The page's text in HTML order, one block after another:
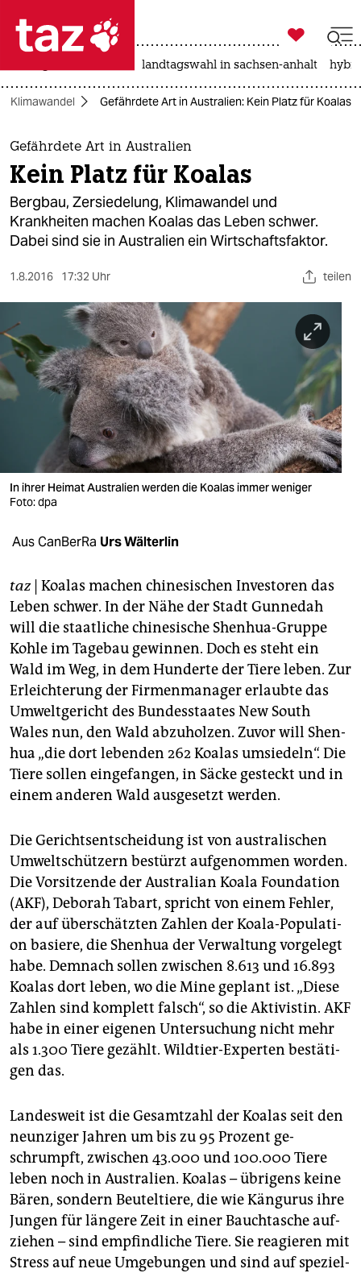
 taz zahl ich
taz zahl ich
themen
politik
öko
sport
berlin
nord
wahrheit
verlag
verlag
veranstaltungen
fragen & hilfe
unterstützen
abo
genossenschaft
epaper login

taz zahl ich
landtagswahl in sachsen-anhalt
Klimawandel Gefährdete Art in Australien: Kein Platz für Koalas
Gefährdete Art in Australien
Kein Platz für Koalas
Bergbau, Zersiedelung, Klimawandel und
Krankheiten machen Koalas das Leben schwer.
Dabei sind sie in Australien ein Wirtschaftsfaktor.
1.8.2016 17:32 Uhr teilen
In ihrer Heimat Australien werden die Koalas immer weniger
Foto: dpa
Aus Can­Ber­Ra Urs Wälterlin
taz| Koa­las ma­chen chi­ne­si­schen In­ves­to­ren das
Leben schwer. In der Nähe der Stadt Gun­ne­dah
will die staat­li­che chi­ne­si­sche Shen­hua-Grup­pe
Kohle im Ta­ge­bau ge­win­nen. Doch es steht ein
Wald im Weg, in dem Hun­der­te der Tiere leben. Zur
Er­leich­te­rung der Fir­men­ma­na­ger er­laub­te das
Um­welt­ge­richt des Bun­des­staa­tes New South
Wales nun, den Wald ab­zu­hol­zen. Zuvor will Shen­
hua „die dort le­ben­den 262 Koa­las um­sie­deln“. Die
Tiere sol­len ein­ge­fan­gen, in Säcke ge­steckt und in
einem an­de­ren Wald aus­ge­setzt wer­den.
Die Ge­richts­ent­schei­dung ist von aus­tra­li­schen
Um­welt­schüt­zern be­stürzt auf­ge­nom­men wor­den.
Die Vor­sit­zen­de der Aus­tra­li­an Koala Fo­un­da­ti­on
(AKF), De­bo­rah Ta­bart, spricht von einem Feh­ler,
der auf über­schätz­ten Zah­len der Koa­la-Po­pu­la­ti­
on ba­sie­re, die Shen­hua der Ver­wal­tung vor­ge­legt
habe. Dem­nach sol­len zwi­schen 8.613 und 16.893
Koa­las dort leben, wo die Mine ge­plant ist. „Diese
Zah­len sind kom­plett falsch“, so die Ak­ti­vis­tin. AKF
habe in einer ei­ge­nen Un­ter­su­chung nicht mehr
als 1.300 Tiere ge­zählt. Wild­tier-Ex­per­ten be­stä­ti­
gen das.
Lan­des­weit ist die Ge­samt­zahl der Koa­las seit den
neun­zi­ger Jah­ren um bis zu 95 Pro­zent ge­
schrumpft, zwi­schen 43.000 und 100.000 Tiere
leben noch in Aus­tra­li­en. Koa­las – üb­ri­gens keine
Bären, son­dern Beu­tel­tie­re, die wie Kän­gu­rus ihre
Jun­gen für län­ge­re Zeit in einer Bauch­ta­sche auf­
zie­hen – sind emp­find­li­che Tiere. Sie re­agie­ren mit
Stress auf neue Um­ge­bun­gen und sind auf spe­zi­el­